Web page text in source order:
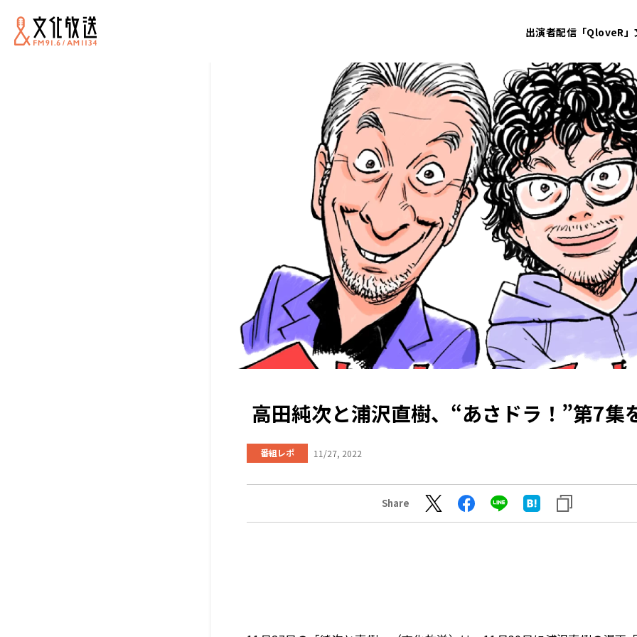
出演者配信「QloveR」
高田純次と浦沢直樹、“あさドラ！”第7集
番組レポ 11/27, 2022
Share